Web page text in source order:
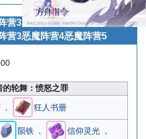
营3 天使阵营4天使阵营5
营3恶魔阵营4恶魔阵营5
的轮舞 ：愤怒之罪
狂人书册
陨铁 信仰灵光